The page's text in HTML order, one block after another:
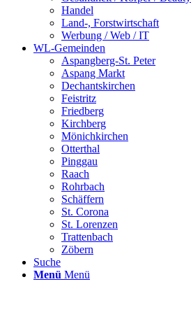
Handel
Land-, Forstwirtschaft
Werbung / Web / IT
WL-Gemeinden
Aspangberg-St. Peter
Aspang Markt
Dechantskirchen
Feistritz
Friedberg
Kirchberg
Mönichkirchen
Otterthal
Pinggau
Raach
Rohrbach
Schäffern
St. Corona
St. Lorenzen
Trattenbach
Zöbern
Suche
Menü Menü